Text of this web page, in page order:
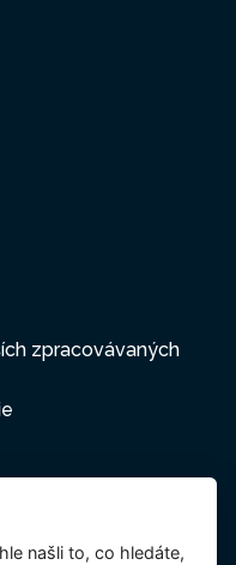
zpracovávaných
našli to, co hledáte,